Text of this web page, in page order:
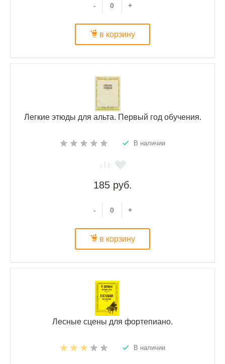
- +
в корзину
Легкие этюды для альта. Первый год обучения.
В наличии
185 руб.
- +
в корзину
Лесные сцены для фортепиано.
В наличии